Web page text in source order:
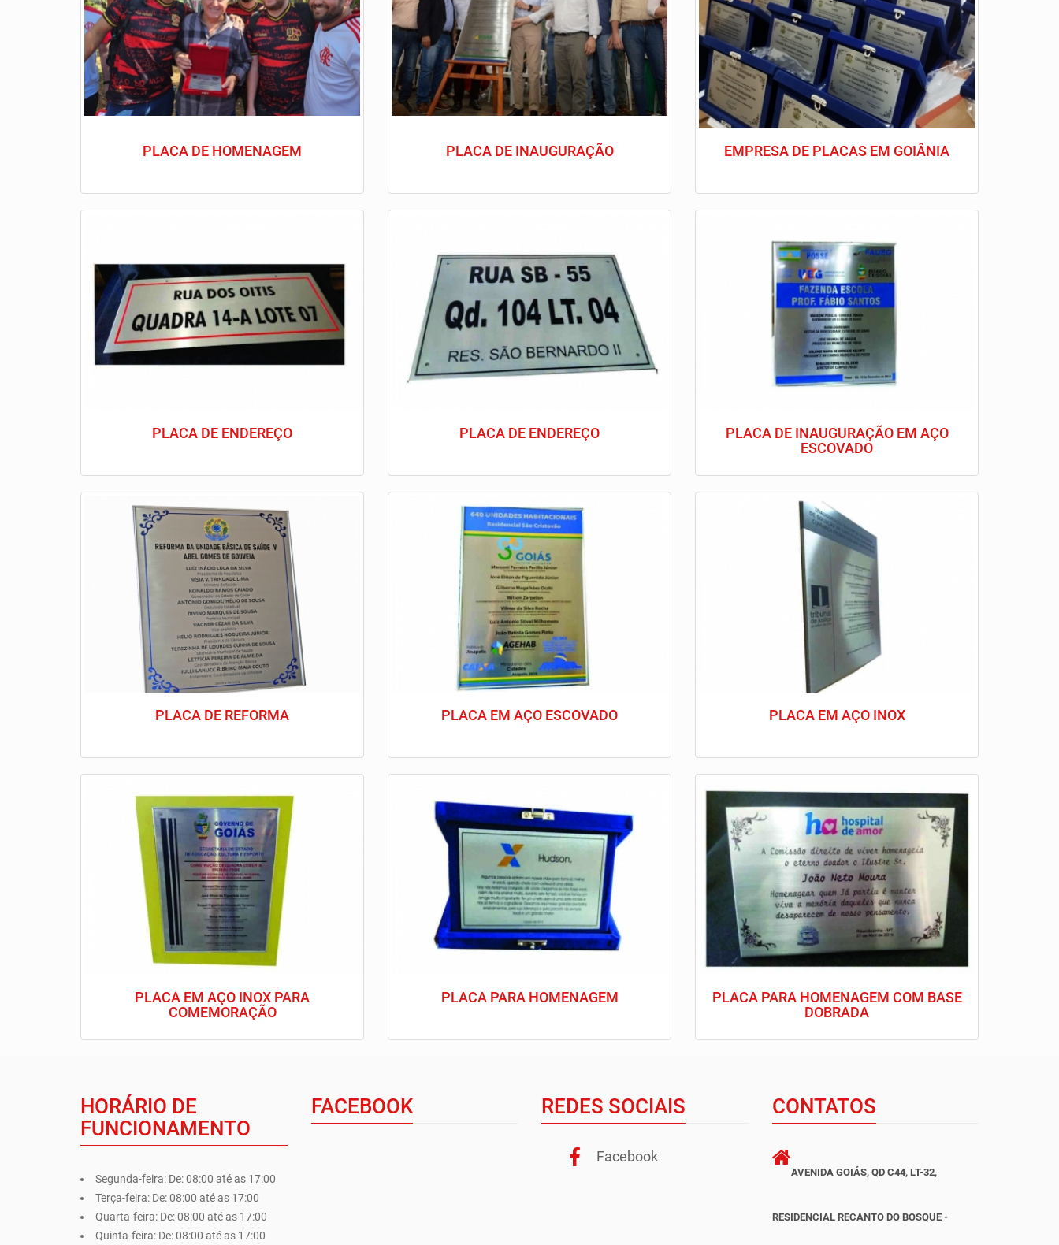
PLACA DE HOMENAGEM PLACA DE INAUGURAÇÃO EMPRESA DE PLACAS EM GOIÂNIA
PLACA DE ENDEREÇO PLACA DE ENDEREÇO
PLACA DE INAUGURAÇÃO EM AÇO
ESCOVADO
PLACA DE REFORMA PLACA EM AÇO ESCOVADO PLACA EM AÇO INOX
PLACA EM AÇO INOX PARA
COMEMORAÇÃO
PLACA PARA HOMENAGEM
PLACA PARA HOMENAGEM COM BASE
DOBRADA
HORÁRIO DE
FUNCIONAMENTO
Segunda-feira: De: 08:00 até as 17:00
Terça-feira: De: 08:00 até as 17:00
Quarta-feira: De: 08:00 até as 17:00
Quinta-feira: De: 08:00 até as 17:00
FACEBOOK REDES SOCIAIS
Facebook
CONTATOS
AVENIDA GOIÁS, QD C44, LT-32,
RESIDENCIAL RECANTO DO BOSQUE -